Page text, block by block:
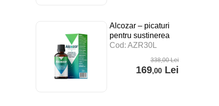
Alcozar – picaturi
pentru sustinerea
digestiei, a
impotriva stresului –
Cod: AZR30L
338,00Lei
169,00Lei